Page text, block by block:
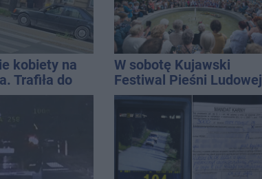
kobiety na
Trafiła do
W sobotę Kujawski
Festiwal Pieśni Ludowej